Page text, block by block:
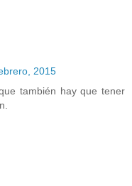
2015
también hay que tener